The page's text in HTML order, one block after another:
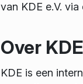
van KDE e.V.
Over KDE
KDE is een